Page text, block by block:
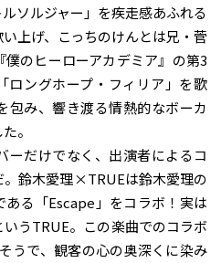
ソルジャー」を疾走感あふれる
上げ、こっちのけんとは兄・菅
のヒーローアカデミア』の第3
ロングホープ・フィリア」を歌
包み、響き渡る情熱的なボーカ
。
ーだけでなく、出演者によるコ
。鈴木愛理×TRUEは鈴木愛理の
ある「Escape」をコラボ！実は
うTRUE。この楽曲でのコラボ
うで、観客の心の奥深くに染み